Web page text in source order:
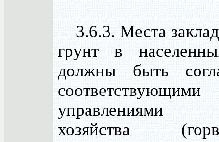
3.6.3. Места
грунт в
должны быть
соответствующими
управлениями
хозяйства